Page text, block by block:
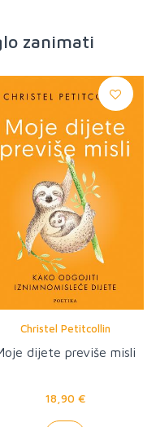
zanimati
Christel Petitcollin
dijete previše misli
18,90 €